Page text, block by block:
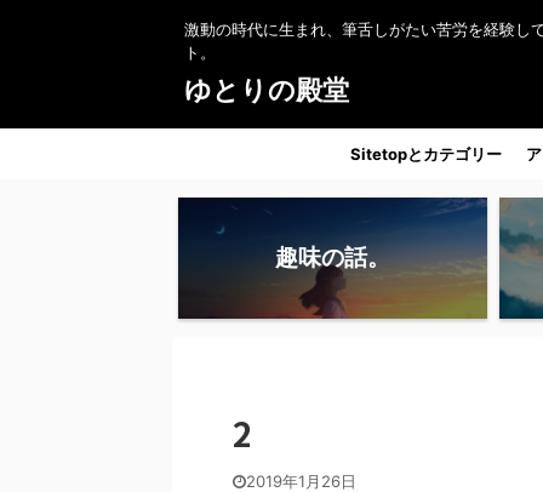
激動の時代に生まれ、筆舌しがたい苦労を経験し
ト。
ゆとりの殿堂
Sitetopとカテゴリー
趣味の話。
2
2019年1月26日